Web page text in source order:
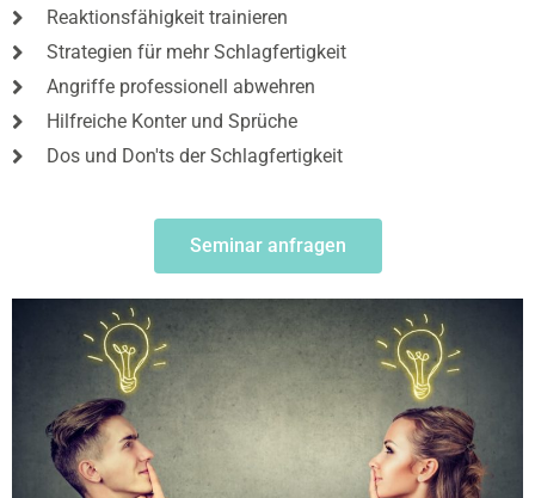
Reaktionsfähigkeit trainieren
Strategien für mehr Schlagfertigkeit
Angriffe professionell abwehren
Hilfreiche Konter und Sprüche
Dos und Don'ts der Schlagfertigkeit
Seminar anfragen